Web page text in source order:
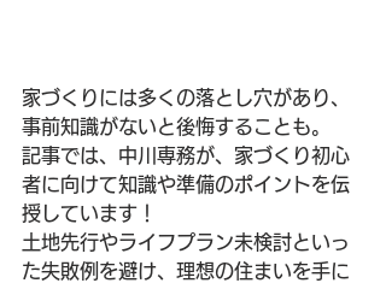
家づくりには多くの落とし穴があり、
事前知識がないと後悔することも。
記事では、中川専務が、家づくり初心
者に向けて知識や準備のポイントを伝
授しています！
土地先行やライフプラン未検討といっ
た失敗例を避け、理想の住まいを手に